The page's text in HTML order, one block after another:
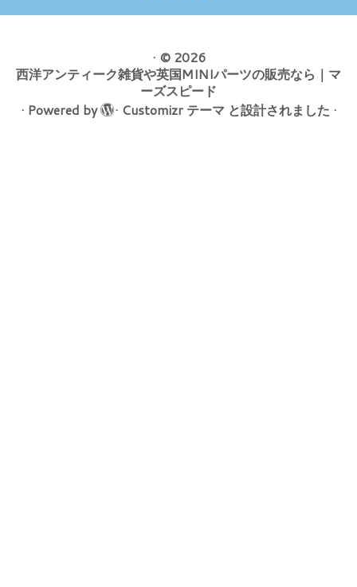
· © 2026
西洋アンティーク雑貨や英国MINIパーツの販売なら｜マ
ーズスピード
· Powered by · Customizr テーマ と設計されました ·